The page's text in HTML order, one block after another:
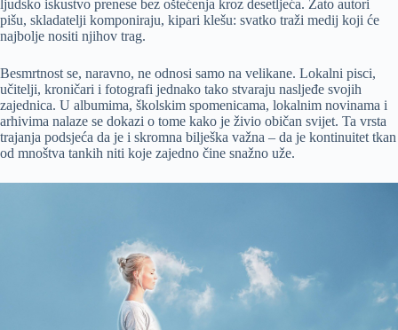
ljudsko iskustvo prenese bez oštećenja kroz desetljeća. Zato autori
pišu, skladatelji komponiraju, kipari klešu: svatko traži medij koji će
najbolje nositi njihov trag.
Besmrtnost se, naravno, ne odnosi samo na velikane. Lokalni pisci,
učitelji, kroničari i fotografi jednako tako stvaraju nasljeđe svojih
zajednica. U albumima, školskim spomenicama, lokalnim novinama i
arhivima nalaze se dokazi o tome kako je živio običan svijet. Ta vrsta
trajanja podsjeća da je i skromna bilješka važna – da je kontinuitet tkan
od mnoštva tankih niti koje zajedno čine snažno uže.